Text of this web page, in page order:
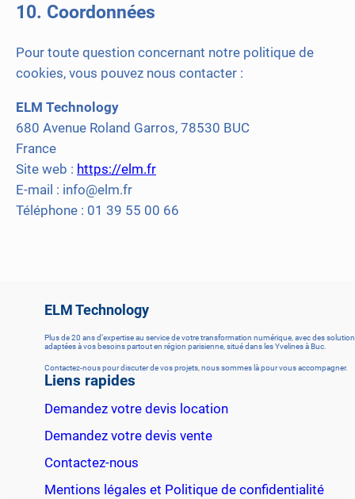
10. Coordonnées
Pour toute question concernant notre politique de
cookies, vous pouvez nous contacter :
ELM Technology
680 Avenue Roland Garros, 78530 BUC
France
Site web : https://elm.fr
E-mail : info@elm.fr
Téléphone : 01 39 55 00 66
ELM Technology
Plus de 20 ans d’expertise au service de votre transformation numérique, avec des
adaptées à vos besoins partout en région parisienne, situé dans les Yvelines à Buc.
Contactez-nous pour discuter de vos projets, nous sommes là pour vous accompagner.
Liens rapides
Demandez votre devis location
Demandez votre devis vente
Contactez-nous
Mentions légales et Politique de confidentialité